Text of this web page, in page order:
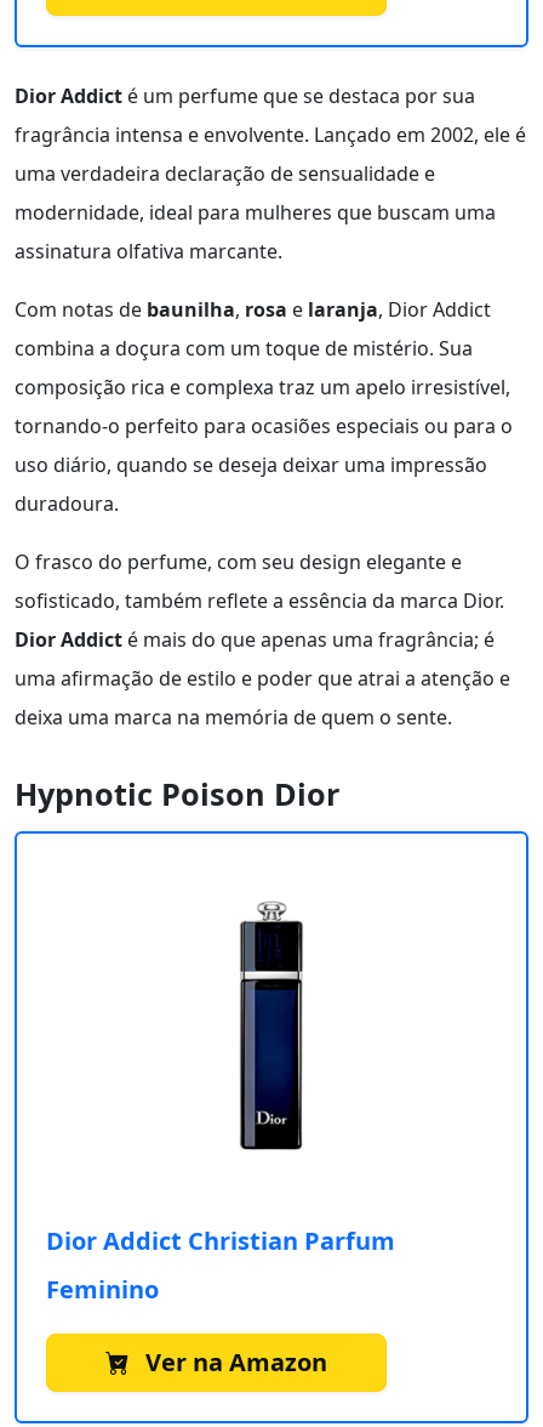
Dior Addict é um perfume que se destaca por sua
fragrância intensa e envolvente. Lançado em 2002, ele é
uma verdadeira declaração de sensualidade e
modernidade, ideal para mulheres que buscam uma
assinatura olfativa marcante.
Com notas de baunilha, rosa e laranja, Dior Addict
combina a doçura com um toque de mistério. Sua
composição rica e complexa traz um apelo irresistível,
tornando-o perfeito para ocasiões especiais ou para o
uso diário, quando se deseja deixar uma impressão
duradoura.
O frasco do perfume, com seu design elegante e
sofisticado, também reflete a essência da marca Dior.
Dior Addict é mais do que apenas uma fragrância; é
uma afirmação de estilo e poder que atrai a atenção e
deixa uma marca na memória de quem o sente.
Hypnotic Poison Dior
Dior Addict Christian Parfum
Feminino
Ver na Amazon